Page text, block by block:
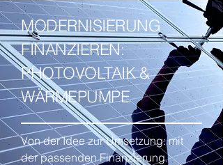
MODERNISIERUNG
FINANZIEREN:
PHOTOVOLTAIK &
WÄRMEPUMPE
Von der Idee zur Umsetzung: mit
der passenden Finanzierung.